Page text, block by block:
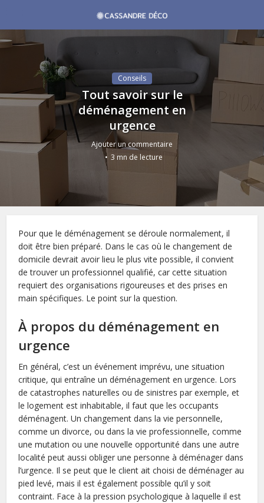
Conseils
Tout savoir sur le
déménagement en
urgence
Ajouter un commentaire
3 mn de lecture
Pour que le déménagement se déroule normalement, il
doit être bien préparé. Dans le cas où le changement de
domicile devrait avoir lieu le plus vite possible, il convient
de trouver un professionnel qualifié, car cette situation
requiert des organisations rigoureuses et des prises en
main spécifiques. Le point sur la question.
À propos du déménagement en
urgence
En général, c’est un événement imprévu, une situation
critique, qui entraîne un déménagement en urgence. Lors
de catastrophes naturelles ou de sinistres par exemple, et
le logement est inhabitable, il faut que les occupants
déménagent. Un changement dans la vie personnelle,
comme un divorce, ou dans la vie professionnelle, comme
une mutation ou une nouvelle opportunité dans une autre
localité peut aussi obliger une personne à déménager dans
l’urgence. Il se peut que le client ait choisi de déménager au
pied levé, mais il est également possible qu’il y soit
contraint. Face à la pression psychologique à laquelle il est